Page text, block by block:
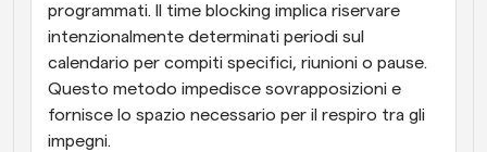
programmati. Il time blocking implica riservare
intenzionalmente determinati periodi sul
calendario per compiti specifici, riunioni o pause.
Questo metodo impedisce sovrapposizioni e
fornisce lo spazio necessario per il respiro tra gli
impegni.